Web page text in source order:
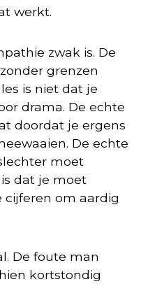
werkt.
zwak is. De
grenzen
is niet dat je
drama. De echte
doordat je ergens
De echte
moet
dat je moet
om aardig
De foute man
kortstondig